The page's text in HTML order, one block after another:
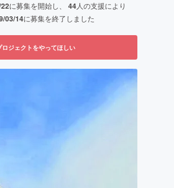
に募集を開始し、 44人の支援により
03/14に募集を終了しました
ロジェクトをやってほしい